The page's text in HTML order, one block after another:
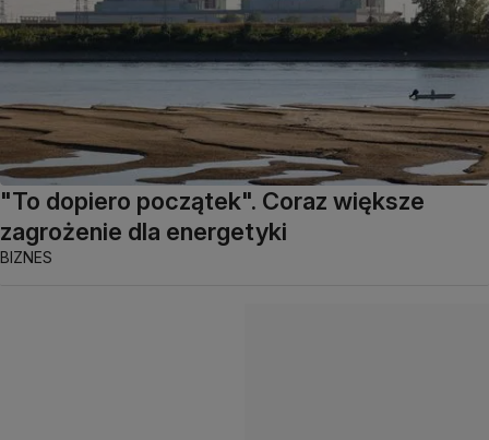
"To dopiero początek". Coraz większe
zagrożenie dla energetyki
BIZNES